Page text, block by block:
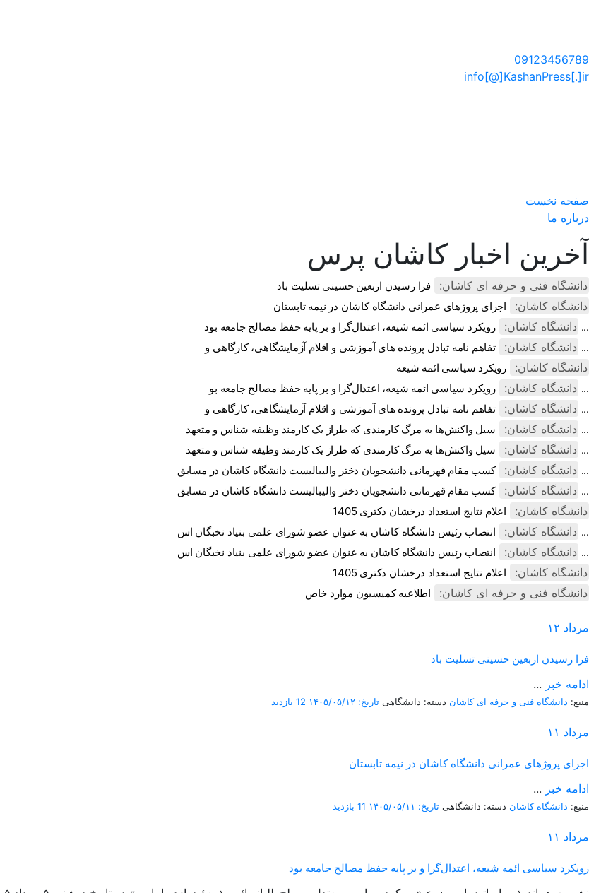
09123456789
info[@]KashanPress[.]ir
صفحه نخست
درباره ما
آخرین اخبار کاشان پرس
دانشگاه فنی و حرفه ای کاشان: فرا رسیدن اربعین حسینی تسلیت باد
دانشگاه کاشان: اجرای پروژهای عمرانی دانشگاه کاشان در نیمه تابستان
دانشگاه کاشان: رویکرد سیاسی ائمه شیعه، اعتدال‌گرا و بر پایه حفظ مصالح جامعه بود ...
دانشگاه کاشان: تفاهم نامه تبادل پرونده‌ های آموزشی و اقلام آزمایشگاهی، کارگاهی و ...
دانشگاه کاشان: رویکرد سیاسی ائمه شیعه
دانشگاه کاشان: رویکرد سیاسی ائمه شیعه، اعتدال‌گرا و بر پایه حفظ مصالح جامعه بو ...
دانشگاه کاشان: تفاهم نامه تبادل پرونده‌ های آموزشی و اقلام آزمایشگاهی، کارگاهی و ...
دانشگاه کاشان: سیل واکنش‌ها به مرگ کارمندی که طراز یک کارمند وظیفه شناس و متعهد ...
دانشگاه کاشان: سیل واکنش‌ها به مرگ کارمندی که طراز یک کارمند وظیفه شناس و متعهد ...
دانشگاه کاشان: کسب مقام قهرمانی دانشجویان دختر والیبالیست دانشگاه کاشان در مسابق ...
دانشگاه کاشان: کسب مقام قهرمانی دانشجویان دختر والیبالیست دانشگاه کاشان در مسابق ...
دانشگاه کاشان: اعلام نتایج استعداد درخشان دکتری 1405
دانشگاه کاشان: انتصاب رئیس دانشگاه کاشان به عنوان عضو شورای علمی بنیاد نخبگان اس ...
دانشگاه کاشان: انتصاب رئیس دانشگاه کاشان به عنوان عضو شورای علمی بنیاد نخبگان اس ...
دانشگاه کاشان: اعلام نتایج استعداد درخشان دکتری 1405
دانشگاه فنی و حرفه ای کاشان: اطلاعیه کمیسیون موارد خاص
۱۲ مرداد
فرا رسیدن اربعین حسینی تسلیت باد
... ادامه خبر
منبع: دانشگاه فنی و حرفه ای کاشان دسته: دانشگاهی تاریخ: ۱۴۰۵/۰۵/۱۲ 12 بازدید
۱۱ مرداد
اجرای پروژهای عمرانی دانشگاه کاشان در نیمه تابستان
... ادامه خبر
منبع: دانشگاه کاشان دسته: دانشگاهی تاریخ: ۱۴۰۵/۰۵/۱۱ 11 بازدید
۱۱ مرداد
رویکرد سیاسی ائمه شیعه، اعتدال‌گرا و بر پایه حفظ مصالح جامعه بود